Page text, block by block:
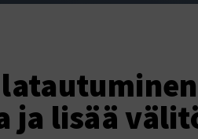
ja lisää